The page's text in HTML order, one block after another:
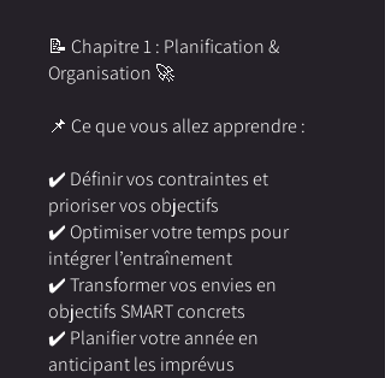
📝 Chapitre 1 : Planification &
Organisation 🚀
📌 Ce que vous allez apprendre :
✔️ Définir vos contraintes et
prioriser vos objectifs
✔️ Optimiser votre temps pour
intégrer l’entraînement
✔️ Transformer vos envies en
objectifs SMART concrets
✔️ Planifier votre année en
anticipant les imprévus